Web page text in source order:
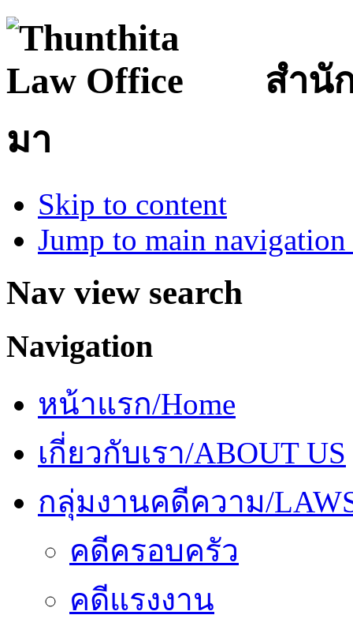
สำนั
มา
Skip to content
Jump to main
Nav view search
Navigation
หน้าแรก/Home
เกี่ยวกับเรา/ABOUT US
กลุ่มงานคดีความ/
คดีครอบครัว
คดีแรงงาน